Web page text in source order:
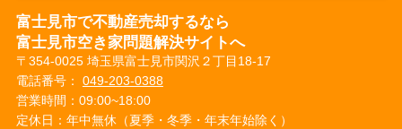
富士見市で不動産売却するなら
富士見市空き家問題解決サイトへ
〒354-0025 埼玉県富士見市関沢２丁目18-17
電話番号： 049-203-0388
営業時間：09:00~18:00
定休日：年中無休（夏季・冬季・年末年始除く）